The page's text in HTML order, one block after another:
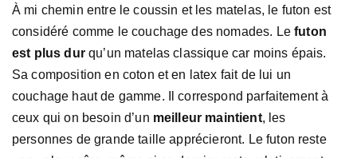
À mi chemin entre le coussin et les matelas, le futon est
considéré comme le couchage des nomades. Lefuton
est plus durqu’un matelas classique car moins épais.
Sa composition en coton et en latex fait de lui un
couchage haut de gamme. Il correspond parfaitement à
ceux qui on besoin d’un meilleur maintient, les
personnes de grande taille apprécieront. Le futon reste